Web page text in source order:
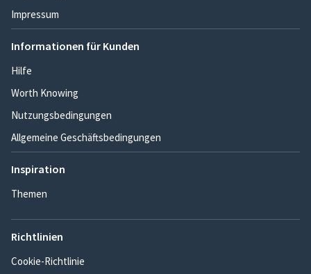
Impressum
Informationen für Kunden
Hilfe
Worth Knowing
Nutzungsbedingungen
Allgemeine Geschäftsbedingungen
Inspiration
Themen
Richtlinien
Cookie-Richtlinie